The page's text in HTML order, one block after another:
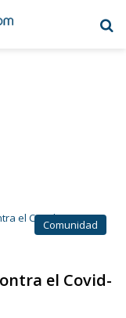
Comunidad
el Covid-